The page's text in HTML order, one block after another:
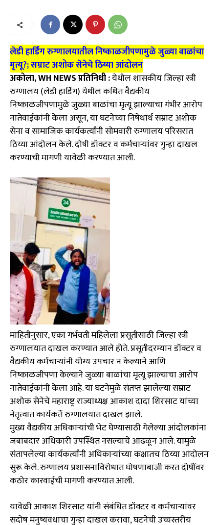
लेडी हार्डिंग रुग्णालयातील निष्काळजीपणामुळे जुळ्या बाळांचा
मृत्यू?; सम्राट अशोक सेनेचे ठिय्या आंदोलन
अकोला, WH NEWS प्रतिनिधी :येथील शासकीय जिल्हा स्त्री
रुग्णालय (लेडी हार्डिंग) येथील कथित वैद्यकीय
निष्काळजीपणामुळे जुळ्या बाळांचा मृत्यू झाल्याचा गंभीर आरोप
नातेवाईकांनी केला असून, या घटनेच्या निषेधार्थ सम्राट अशोक
सेना व सामाजिक कार्यकर्त्यांनी सोमवारी रुग्णालय परिसरात
ठिय्या आंदोलन केले. दोषी डॉक्टर व कर्मचाऱ्यांवर गुन्हा दाखल
करण्याची मागणी यावेळी करण्यात आली.
माहितीनुसार, एका गर्भवती महिलेला प्रसूतीसाठी जिल्हा स्त्री
रुग्णालयात दाखल करण्यात आले होते. प्रसूतीदरम्यान डॉक्टर व
वैद्यकीय कर्मचाऱ्यांनी योग्य उपचार न केल्याने आणि
निष्काळजीपणा केल्याने जुळ्या बाळांचा मृत्यू झाल्याचा आरोप
नातेवाईकांनी केला आहे. या घटनेमुळे संतप्त झालेल्या सम्राट
अशोक सेनेचे महाराष्ट्र राज्याध्यक्ष आकाश दादा शिरसाट यांच्या
नेतृत्वात कार्यकर्ते रुग्णालयात दाखल झाले.
मुख्य वैद्यकीय अधिकाऱ्यांची भेट घेण्यासाठी गेलेल्या आंदोलकांना
जबाबदार अधिकारी उपस्थित नसल्याचे आढळून आले. यामुळे
संतापलेल्या कार्यकर्त्यांनी अधिकाऱ्यांच्या कक्षातच ठिय्या आंदोलन
सुरू केले. रुग्णालय प्रशासनाविरोधात घोषणाबाजी करत दोषींवर
कठोर कारवाईची मागणी करण्यात आली.
यावेळी आकाश शिरसाट यांनी संबंधित डॉक्टर व कर्मचाऱ्यांवर
सदोष मनुष्यवधाचा गुन्हा दाखल करावा, घटनेची उच्चस्तरीय